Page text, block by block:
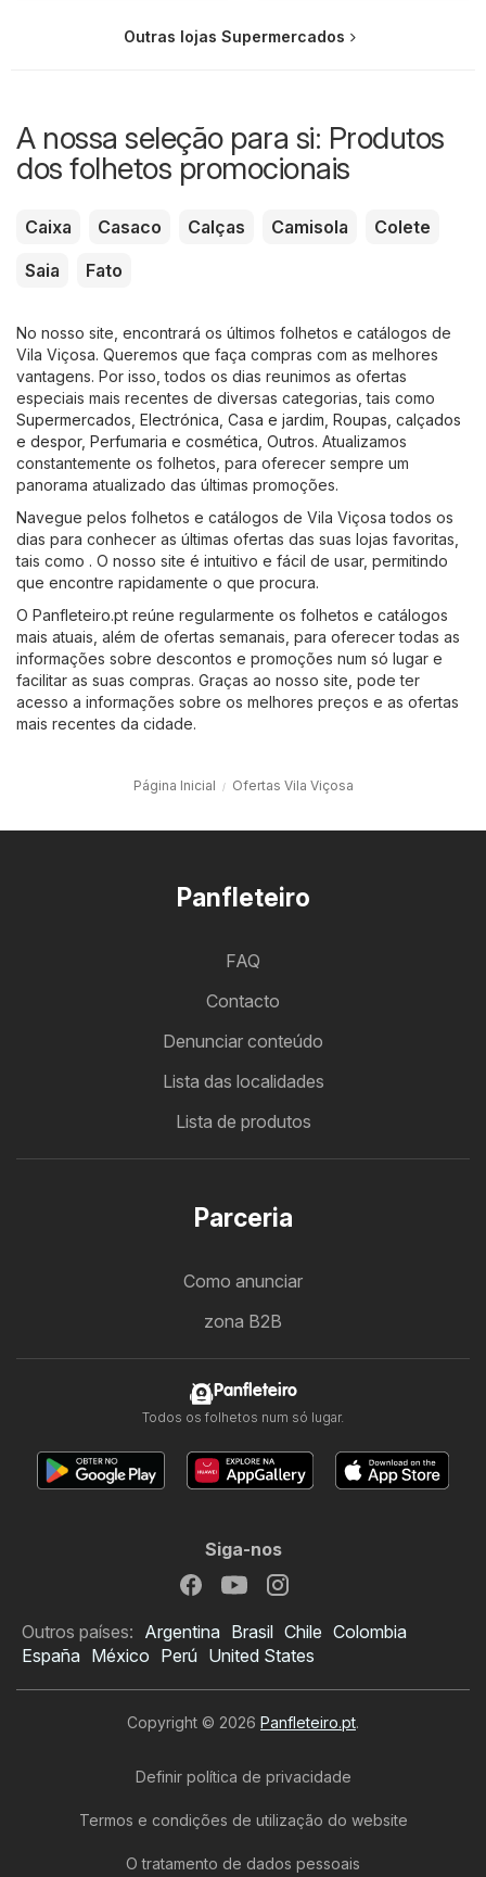
Outras lojas Supermercados
A nossa seleção para si: Produtos
dos folhetos promocionais
Caixa Casaco Calças Camisola
Colete
Saia
Fato
No nosso site, encontrará os últimos folhetos e catálogos de
Vila Viçosa. Queremos que faça compras com as melhores
vantagens. Por isso, todos os dias reunimos as ofertas
especiais mais recentes de diversas categorias, tais como
Supermercados Electrónica Casa e jardim Roupas, calçados
e despor, Perfumaria e cosmética Outros. Atualizamos
constantemente os folhetos, para oferecer sempre um
panorama atualizado das últimas promoções.
Navegue pelos folhetos e catálogos de Vila Viçosa todos os
dias para conhecer as últimas ofertas das suas lojas favoritas,
tais como . O nosso site é intuitivo e fácil de usar, permitindo
que encontre rapidamente o que procura.
O Panfleteiro.pt reúne regularmente os folhetos e catálogos
mais atuais, além de ofertas semanais, para oferecer todas as
informações sobre descontos e promoções num só lugar e
facilitar as suas compras. Graças ao nosso site, pode ter
acesso a informações sobre os melhores preços e as ofertas
mais recentes da cidade.
Página Inicial Ofertas Vila Viçosa
Panfleteiro
FAQ
Contacto
Denunciar conteúdo
Lista das localidades
Lista de produtos
Parceria
Como anunciar
zona B2B
Panfleteiro
Todos os folhetos num só lugar.
Siga-nos
Outros países: Argentina Brasil Chile Colombia
España México Perú United States
Copyright © 2026 Panfleteiro.pt.
Definir política de privacidade
Termos e condições de utilização do website
O tratamento de dados pessoais